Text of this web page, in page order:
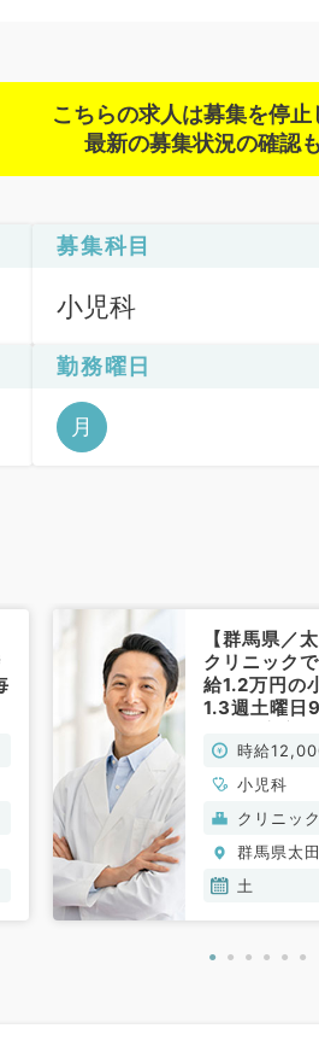
こちらの求人は募集を停止
最新の募集状況の確認
募集科目
小児科
勤務曜日
月
【群馬県／
クリニック
給1.2万円の
1.3週土曜日
ック（小児
時給
小児科
クリニッ
群馬県太
土